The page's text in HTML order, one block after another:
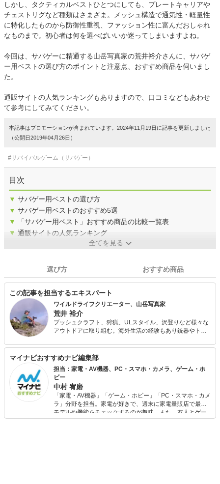
しかし、タクティカルベストひとつにしても、プレートキャリアや
チェストリグなど種類はさまざま。メッシュ構造で通気性・軽量性
に特化したものから防御性重視、ファッション性に富んだおしゃれ
なものまで。初心者は何を選べばいいか迷ってしまいますよね。
今回は、サバゲーに精通する山岳写真家の荒井裕介さんに、サバゲ
ー用ベストの選び方のポイントと注意点、おすすめ商品を伺いまし
た。
通販サイトの人気ランキングもありますので、口コミなどもあわせ
て参考にしてみてください。
本記事はプロモーションが含まれています。2024年11月19日に記事を更新しました
（公開日2019年04月26日）
#サバイバルゲーム（サバゲー）
目次
▼ サバゲー用ベストの選び方
▼ サバゲー用ベストのおすすめ5選
▼
「サバゲー用ベスト」おすすめ商品の比較一覧表
▼ 通販サイトの人気ランキング
全てを見る
選び方 おすすめ商品
この記事を担当するエキスパート
ワイルドライフクリエーター、山岳写真家
荒井 裕介
ブッシュクラフト、狩猟、ULスタイル、沢登りなど様々な
アウトドアに取り組む。海外生活の経験もあり銃器やトイ
ドアアイテムのレストア、道具作りにも造詣が深く自作ア
イテムのみでの山行も行う。 フェールラーベンのアンバサ
ダーとしても活動している。
マイナビおすすめナビ編集部
担当：家電・AV機器、PC・スマホ・カメラ、ゲーム・ホ
ビー
中村 宥磨
「家電・AV機器」「ゲーム・ホビー」「PC・スマホ・カメ
ラ」分野を担当。家電が好きで、週末に家電量販店で最新
モデルや機能をチェックするのが趣味。また、友人とゲー
ムを楽しみながら、新作タイトルやイベント情報もいち早